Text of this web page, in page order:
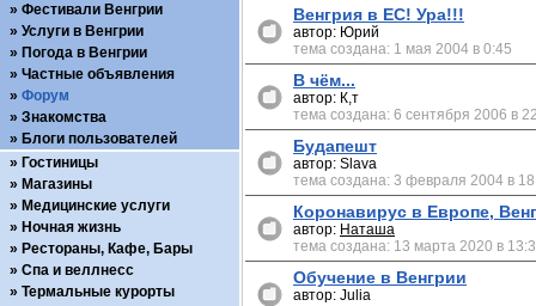
Венгрия в ЕС! Ура!!!
автор: Юрий
тема создана: 1 мая 2004 в 0:45
В чём...
автор: К,т
тема создана: 6 сентября 2006 в
Будапешт
автор: Slava
тема создана: 3 февраля 2004 в
Коронавирус в Европе,
автор: Наташа
тема создана: 13 марта 2020 в
Обучение в Венгрии
автор: Julia
Фестивали Венгрии
Услуги в Венгрии
Погода в Венгрии
Частные объявления
Форум
Знакомства
Блоги пользователей
Гостиницы
Магазины
Медицинские услуги
Ночная жизнь
Рестораны, Кафе, Бары
Спа и веллнесс
Термальные курорты